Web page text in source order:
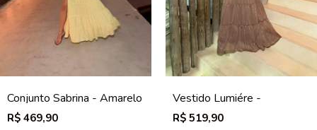
Conjunto Sabrina - Amarelo
R$ 469,90
Vestido Lumiére -
Cappuccino
R$ 519,90